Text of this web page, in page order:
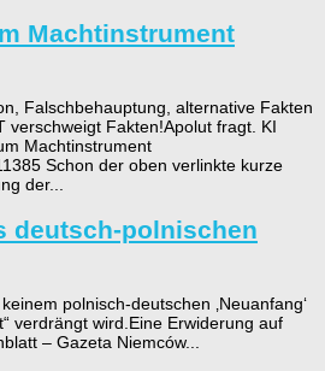
Machtinstrument
Falschbehauptung, alternative Fakten
verschweigt Fakten!Apolut fragt. KI
Machtinstrument
Schon der oben verlinkte kurze
der...
deutsch-polnischen
polnisch-deutschen ‚Neuanfang‘
verdrängt wird.Eine Erwiderung auf
– Gazeta Niemców...